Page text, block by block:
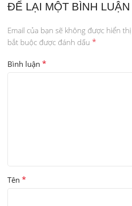
ĐỂ LẠI MỘT BÌNH LUẬN
Email của bạn sẽ không được hiển
bắt buộc được đánh dấu *
Bình luận *
Tên *